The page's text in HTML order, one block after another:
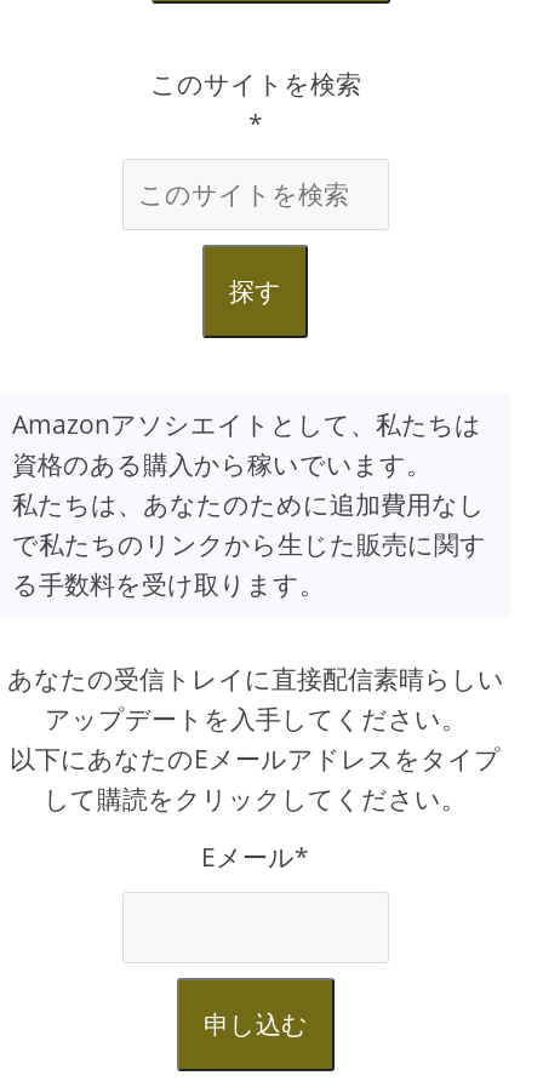
このサイトを検索
*
探す
Amazonアソシエイトとして、私たちは
資格のある購入から稼いでいます。
私たちは、あなたのために追加費用なし
で私たちのリンクから生じた販売に関す
る手数料を受け取ります。
あなたの受信トレイに直接配信素晴らしい
アップデートを入手してください。
以下にあなたのEメールアドレスをタイプ
して購読をクリックしてください。
Eメール*
申し込む